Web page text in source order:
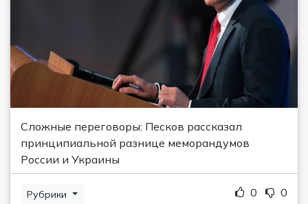
Сложные переговоры: Песков рассказал
принципиальной разнице меморандумов
России и Украины
Рубрики 0 0